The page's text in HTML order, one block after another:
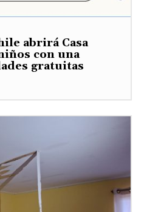
abrirá Casa
con una
gratuitas